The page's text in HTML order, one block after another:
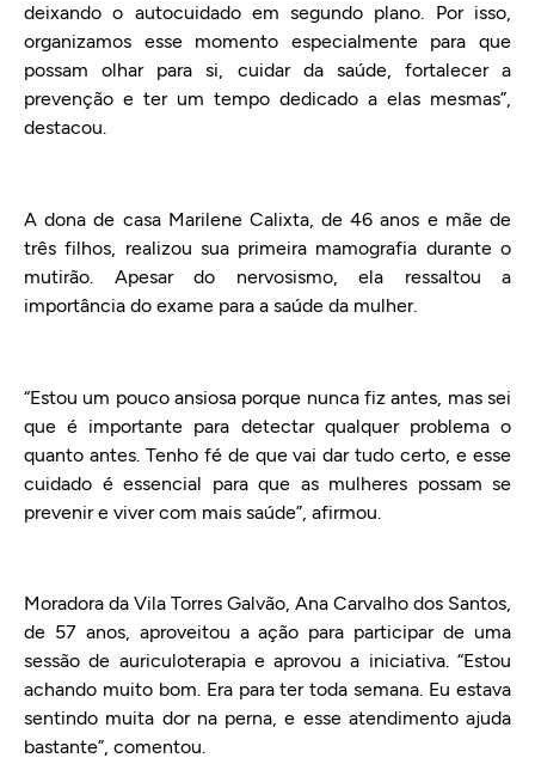
deixando o autocuidado em segundo plano. Por isso,
organizamos esse momento especialmente para que
possam olhar para si, cuidar da saúde, fortalecer a
prevenção e ter um tempo dedicado a elas mesmas”,
destacou.
A dona de casa Marilene Calixta, de 46 anos e mãe de
três filhos, realizou sua primeira mamografia durante o
mutirão. Apesar do nervosismo, ela ressaltou a
importância do exame para a saúde da mulher.
“Estou um pouco ansiosa porque nunca fiz antes, mas sei
que é importante para detectar qualquer problema o
quanto antes. Tenho fé de que vai dar tudo certo, e esse
cuidado é essencial para que as mulheres possam se
prevenir e viver com mais saúde”, afirmou.
Moradora da Vila Torres Galvão, Ana Carvalho dos Santos,
de 57 anos, aproveitou a ação para participar de uma
sessão de auriculoterapia e aprovou a iniciativa. “Estou
achando muito bom. Era para ter toda semana. Eu estava
sentindo muita dor na perna, e esse atendimento ajuda
bastante”, comentou.